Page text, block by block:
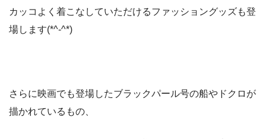
カッコよく着こなしていただけるファッショングッズも登
場します(*^-^*)
さらに映画でも登場したブラックパール号の船やドクロが
描かれているもの、